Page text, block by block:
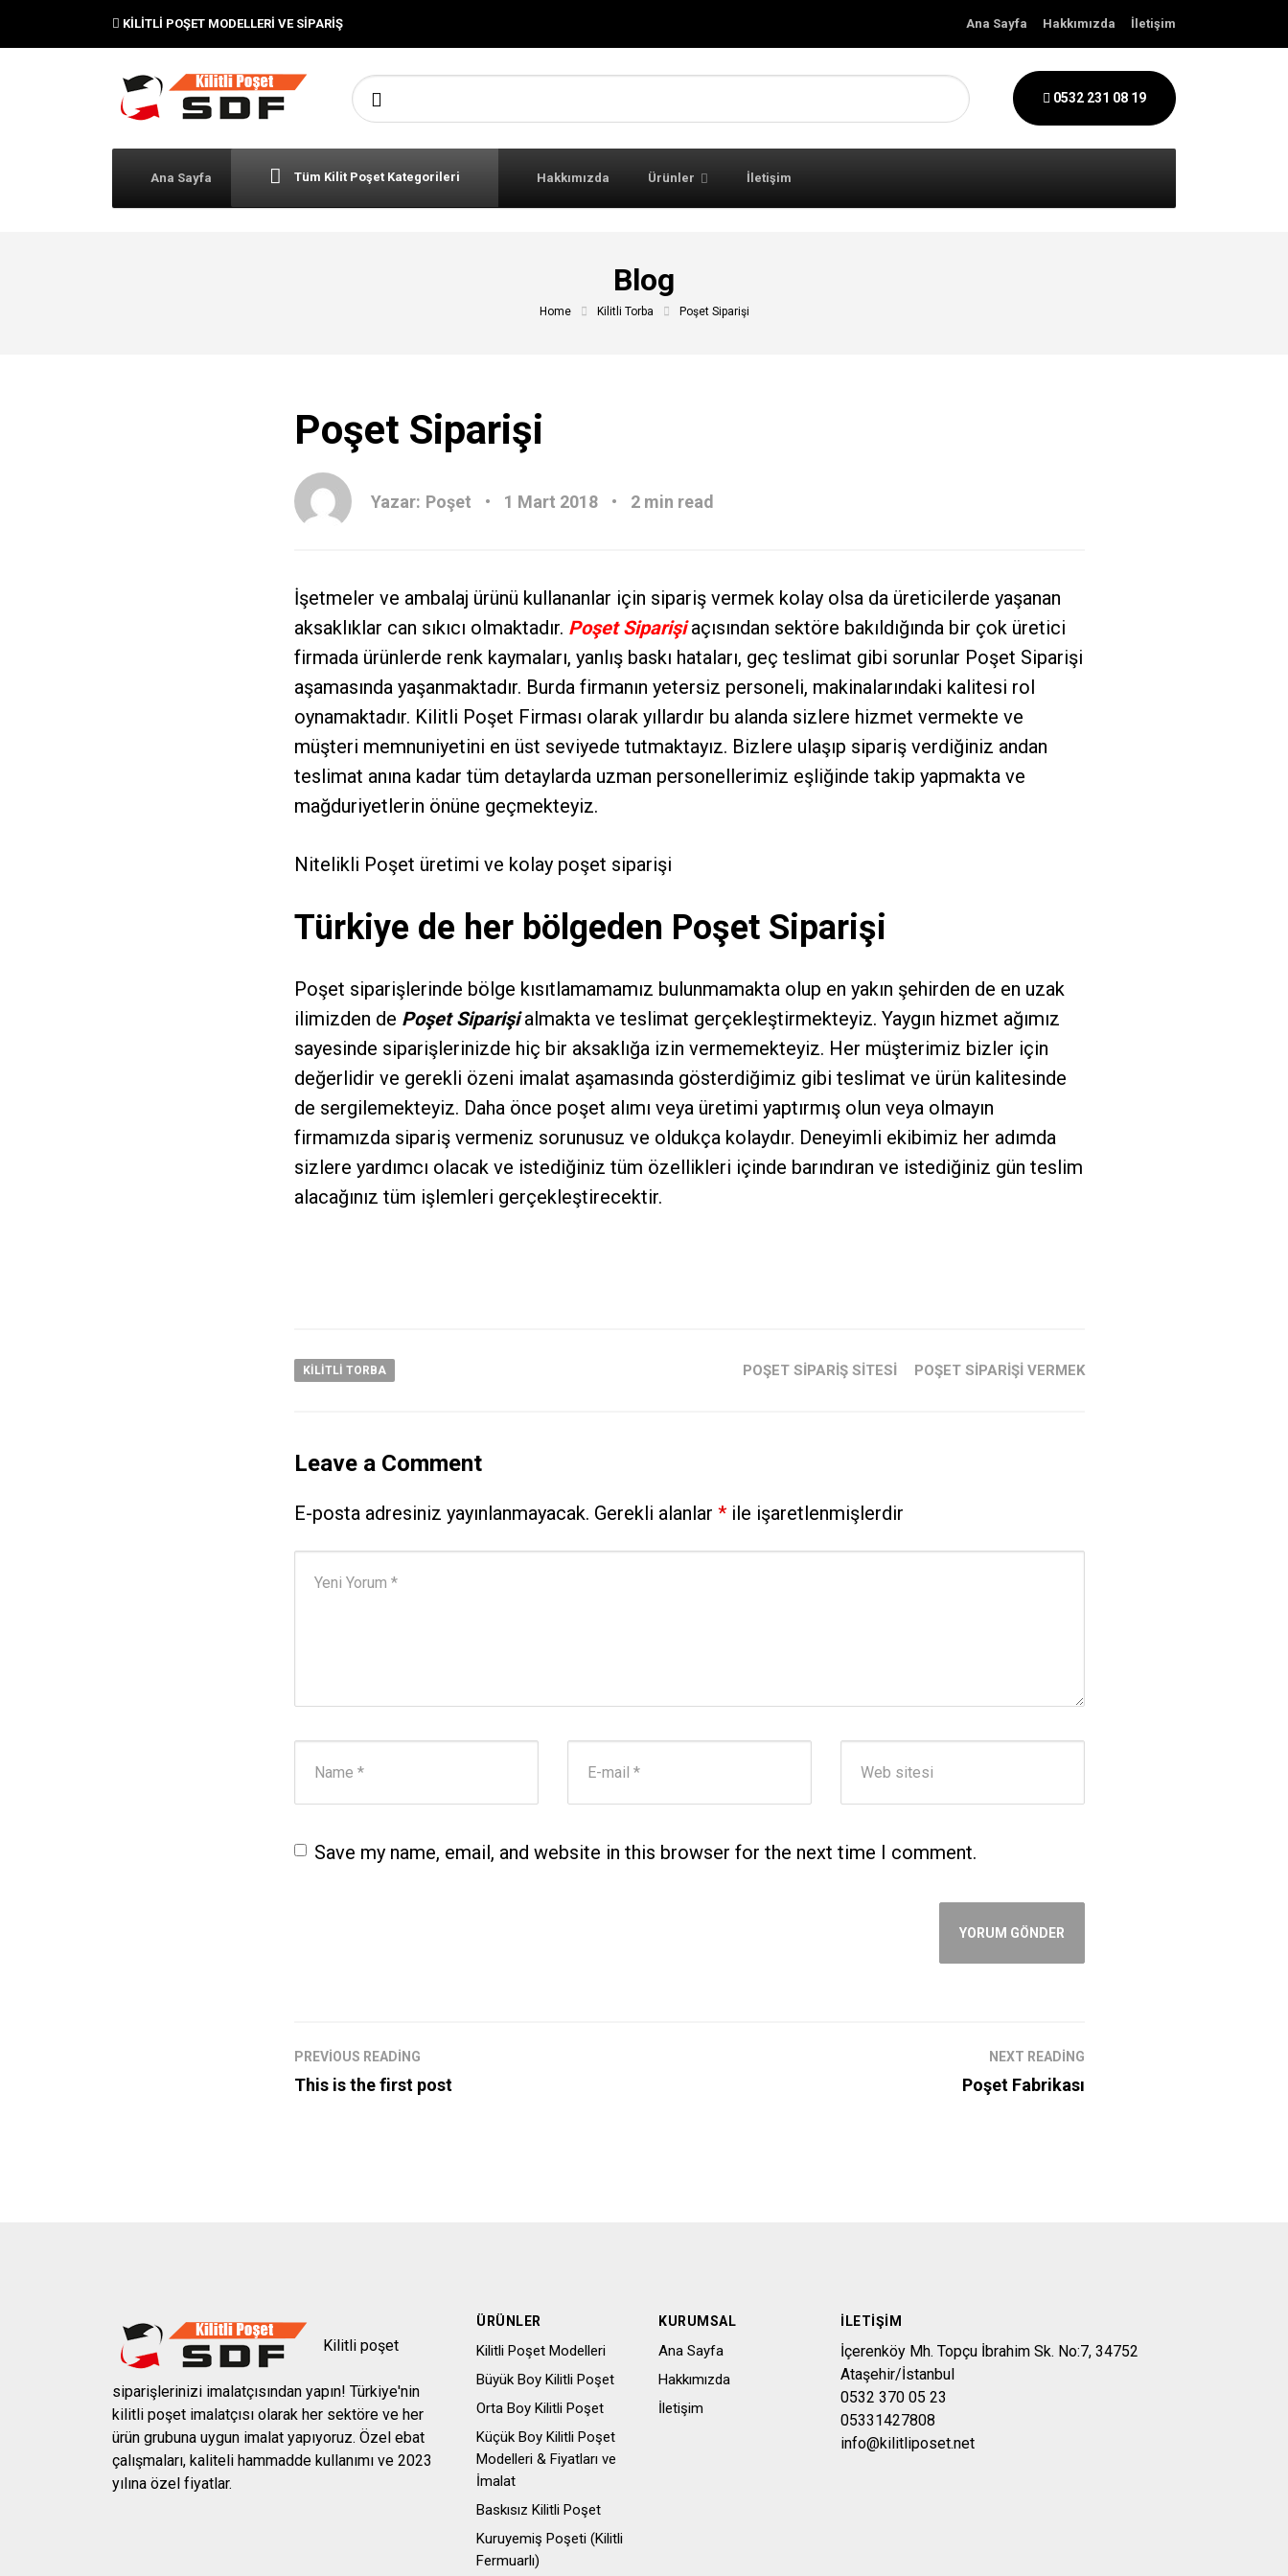
KILITLI POŞET MODELLERI VE SIPARIŞ Ana Sayfa Hakkımızda İletişim
Şunu ara: 0532 231 08 19
Ana Sayfa Tüm Kilit Poşet Kategorileri Hakkımızda Ürünler İletişim
Blog
Home Kilitli Torba Poşet Siparişi
Poşet Siparişi
Yazar: Poşet 1 Mart 2018 2 min read
İşetmeler ve ambalaj ürünü kullananlar için sipariş vermek kolay olsa da üreticilerde yaşanan
aksaklıklar can sıkıcı olmaktadır. Poşet Siparişiaçısından sektöre bakıldığında bir çok üretici
firmada ürünlerde renk kaymaları, yanlış baskı hataları, geç teslimat gibi sorunlar Poşet Siparişi
aşamasında yaşanmaktadır. Burda firmanın yetersiz personeli, makinalarındaki kalitesi rol
oynamaktadır. Kilitli Poşet Firması olarak yıllardır bu alanda sizlere hizmet vermekte ve
müşteri memnuniyetini en üst seviyede tutmaktayız. Bizlere ulaşıp sipariş verdiğiniz andan
teslimat anına kadar tüm detaylarda uzman personellerimiz eşliğinde takip yapmakta ve
mağduriyetlerin önüne geçmekteyiz.
Nitelikli Poşet üretimi ve kolay poşet siparişi
Türkiye de her bölgeden Poşet Siparişi
Poşet siparişlerinde bölge kısıtlamamamız bulunmamakta olup en yakın şehirden de en uzak
ilimizden de Poşet Siparişialmakta ve teslimat gerçekleştirmekteyiz. Yaygın hizmet ağımız
sayesinde siparişlerinizde hiç bir aksaklığa izin vermemekteyiz. Her müşterimiz bizler için
değerlidir ve gerekli özeni imalat aşamasında gösterdiğimiz gibi teslimat ve ürün kalitesinde
de sergilemekteyiz. Daha önce poşet alımı veya üretimi yaptırmış olun veya olmayın
firmamızda sipariş vermeniz sorunusuz ve oldukça kolaydır. Deneyimli ekibimiz her adımda
sizlere yardımcı olacak ve istediğiniz tüm özellikleri içinde barındıran ve istediğiniz gün teslim
alacağınız tüm işlemleri gerçekleştirecektir.
KILITLI TORBA POŞET SIPARIŞ SITESI POŞET SIPARIŞI VERMEK
Leave a Comment
E-posta adresiniz yayınlanmayacak. Gerekli alanlar * ile işaretlenmişlerdir
Save my name, email, and website in this browser for the next time I comment.
PREVIOUS READING
This is the first post
NEXT READING
Poşet Fabrikası
Kilitli poşet
siparişlerinizi imalatçısından yapın! Türkiye'nin
kilitli poşet imalatçısı olarak her sektöre ve her
ürün grubuna uygun imalat yapıyoruz. Özel ebat
çalışmaları, kaliteli hammadde kullanımı ve 2023
yılına özel fiyatlar.
ÜRÜNLER
Kilitli Poşet Modelleri
Büyük Boy Kilitli Poşet
Orta Boy Kilitli Poşet
Küçük Boy Kilitli Poşet
Modelleri & Fiyatları ve
İmalat
Baskısız Kilitli Poşet
Kuruyemiş Poşeti (Kilitli
Fermuarlı)
KURUMSAL
Ana Sayfa
Hakkımızda
İletişim
İLETIŞIM
İçerenköy Mh. Topçu İbrahim Sk. No:7, 34752
Ataşehir/İstanbul
0532 370 05 23
05331427808
info@kilitliposet.net